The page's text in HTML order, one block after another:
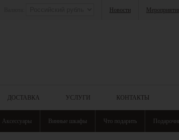
Новости
ДОСТАВКА УСЛУГИ КОНТАКТЫ
Аксессуары Винные шкафы Что подарить